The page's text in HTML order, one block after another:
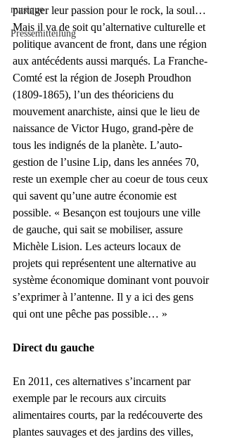
musique
Pressemitteilung
partager leur passion pour le rock, la soul…
Mais il va de soit qu’alternative culturelle et
politique avancent de front, dans une région
aux antécédents aussi marqués. La Franche-
Comté est la région de Joseph Proudhon
(1809-1865), l’un des théoriciens du
mouvement anarchiste, ainsi que le lieu de
naissance de Victor Hugo, grand-père de
tous les indignés de la planète. L’auto-
gestion de l’usine Lip, dans les années 70,
reste un exemple cher au coeur de tous ceux
qui savent qu’une autre économie est
possible. « Besançon est toujours une ville
de gauche, qui sait se mobiliser, assure
Michèle Lision. Les acteurs locaux de
projets qui représentent une alternative au
système économique dominant vont pouvoir
s’exprimer à l’antenne. Il y a ici des gens
qui ont une pêche pas possible… »
Direct du gauche
En 2011, ces alternatives s’incarnent par
exemple par le recours aux circuits
alimentaires courts, par la redécouverte des
plantes sauvages et des jardins des villes,